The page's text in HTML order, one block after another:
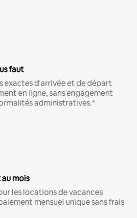
faut
exactes d'arrivée et de départ
en ligne, sans engagement
administratives.*
mois
les locations de vacances
mensuel unique sans frais